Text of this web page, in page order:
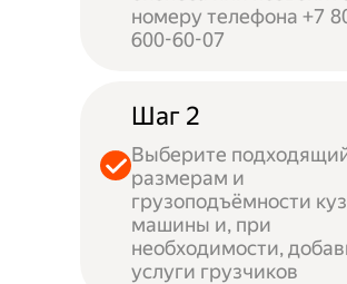
номеру телефона +7
600-60-07
Шаг 2
Выберите
размерам и
грузоподъёмности
машины и, при
необходимости,
услуги грузчиков